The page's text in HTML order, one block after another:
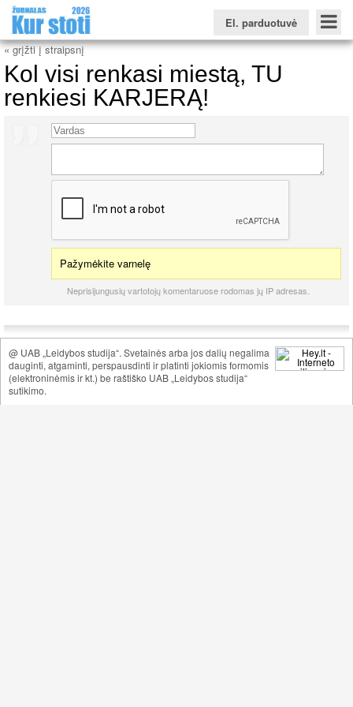
El. parduotuvė
Konkursinio balo skaičiuoklė
Naujienos Svarbiausios datos Apie studijas užsienyje Testai
Kolegijų sritis
Profesinių mokyklų sritis
« grįžti į straipsnį
Kol visi renkasi miestą, TU
renkiesi KARJERĄ!
Pažymėkite varnelę
Neprisijungusių vartotojų komentaruose rodomas jų IP adresas.
@ UAB „Leidybos studija“. Svetainės arba jos dalių negalima
dauginti, atgaminti, perspausdinti ir platinti jokiomis formomis
(elektroninėmis ir kt.) be raštiško UAB „Leidybos studija“
sutikimo.